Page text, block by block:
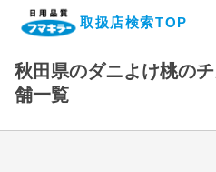
取扱店検索TOP
企業・IR情報サイト
製品情報サイト
秋田県のダニよけ桃の
舗一覧